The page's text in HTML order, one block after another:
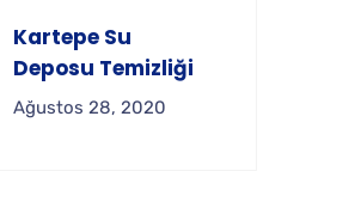
Kartepe Su
Deposu Temizliği
Ağustos 28, 2020